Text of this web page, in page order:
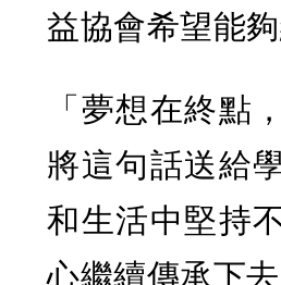
益協會希望能
「夢想在終點
將這句話送給
和生活中堅持
心繼續傳承下